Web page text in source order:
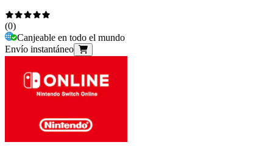
(0)
Canjeable en todo el mundo
Envío instantáneo